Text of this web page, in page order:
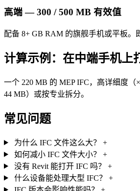
高端 — 300 / 500 MB 有效值
配备 8+ GB RAM 的旗舰手机或平板。
计算示例：在中端手机上
一个 220 MB 的 MEP IFC，高详细度
44 MB）或按专业拆分。
常见问题
为什么 IFC 文件这么大？
+
如何减小 IFC 文件大小？
+
没有 Revit 能打开 IFC 吗？
+
什么设备能处理大型 IFC？
+